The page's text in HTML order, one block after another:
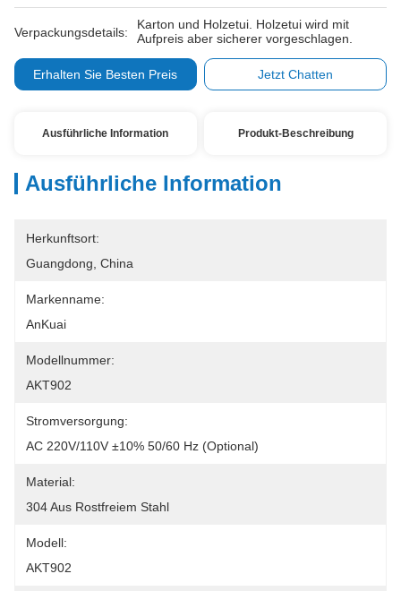
Verpackungsdetails:
Karton und Holzetui. Holzetui wird mit
Aufpreis aber sicherer vorgeschlagen.
Erhalten Sie Besten Preis Jetzt Chatten
Ausführliche Information Produkt-Beschreibung
Ausführliche Information
Herkunftsort:
Guangdong, China
Markenname:
AnKuai
Modellnummer:
AKT902
Stromversorgung:
AC 220V/110V ±10% 50/60 Hz (optional)
Material:
304 Aus Rostfreiem Stahl
Modell:
AKT902